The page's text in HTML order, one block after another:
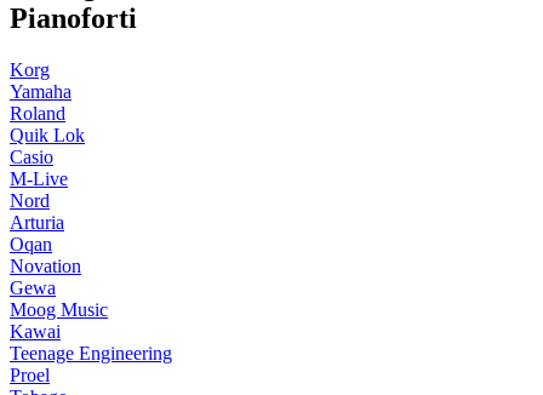
Pianoforti
Korg
Yamaha
Roland
Quik Lok
Casio
M-Live
Nord
Arturia
Oqan
Novation
Gewa
Moog Music
Kawai
Teenage Engineering
Proel